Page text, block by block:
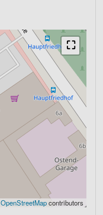
⛶
OpenStreetMapcontributors